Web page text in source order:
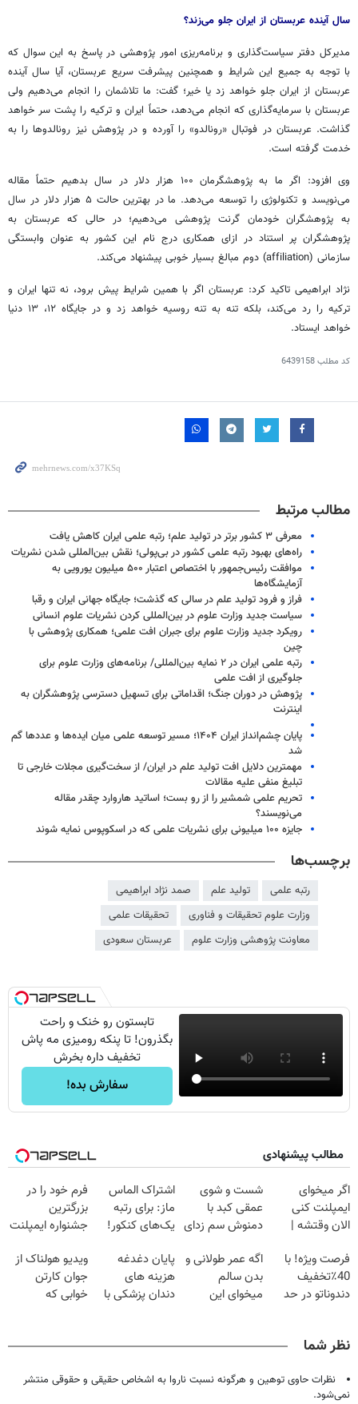
سال آینده عربستان از ایران جلو می‌زند؟
مدیرکل دفتر سیاست‌گذاری و برنامه‌ریزی امور پژوهشی در پاسخ به این سوال که
با توجه به جمیع این شرایط و همچنین پیشرفت سریع عربستان، آیا سال آینده
عربستان از ایران جلو خواهد زد یا خیر؛ گفت: ما تلاشمان را انجام می‌دهیم ولی
عربستان با سرمایه‌گذاری که انجام می‌دهد، حتماً ایران و ترکیه را پشت سر خواهد
گذاشت. عربستان در فوتبال «رونالدو» را آورده و در پژوهش نیز رونالدوها را به
خدمت گرفته است.
وی افزود: اگر ما به پژوهشگرمان ۱۰۰ هزار دلار در سال بدهیم حتماً مقاله
می‌نویسد و تکنولوژی را توسعه می‌دهد. ما در بهترین حالت ۵ هزار دلار در سال
به پژوهشگران خودمان گرنت پژوهشی می‌دهیم؛ در حالی که عربستان به
پژوهشگران پر استناد در ازای همکاری درج نام این کشور به عنوان وابستگی
سازمانی (affiliation) دوم مبالغ بسیار خوبی پیشنهاد می‌کند.
نژاد ابراهیمی تاکید کرد: عربستان اگر با همین شرایط پیش برود، نه تنها ایران و
ترکیه را رد می‌کند، بلکه تنه به تنه روسیه خواهد زد و در جایگاه ۱۲، ۱۳ دنیا
خواهد ایستاد.
کد مطلب6439158
مطالب مرتبط
معرفی ۳ کشور برتر در تولید علم؛ رتبه علمی ایران کاهش یافت
راه‌های بهبود رتبه علمی کشور در بی‌پولی؛ نقش بین‌المللی شدن نشریات
موافقت رئیس‌جمهور با اختصاص اعتبار ۵۰۰ میلیون یورویی به
آزمایشگاه‌ها
فراز و فرود تولید علم در سالی که گذشت؛ جایگاه جهانی ایران و رقبا
سیاست جدید وزارت علوم در بین‌المللی کردن نشریات علوم انسانی
رویکرد جدید وزارت علوم برای جبران افت علمی؛ همکاری پژوهشی با
چین
رتبه علمی ایران در ۲ نمایه بین‌المللی/ برنامه‌های وزارت علوم برای
جلوگیری از افت علمی
پژوهش در دوران جنگ؛ اقداماتی برای تسهیل دسترسی پژوهشگران به
اینترنت
پایان چشم‌انداز ایران ۱۴۰۴؛ مسیر توسعه علمی میان ایده‌ها و عددها گم
شد
مهمترین دلایل افت تولید علم در ایران/ از سخت‌گیری مجلات خارجی‌ تا
تبلیغ منفی علیه مقالات
تحریم علمی شمشیر را از رو بست؛ اساتید هاروارد چقدر مقاله
می‌نویسند؟
جایزه ۱۰۰ میلیونی برای نشریات علمی که در اسکوپوس نمایه شوند
برچسب‌ها
رتبه علمی تولید علم
صمد نژاد ابراهیمی
وزارت علوم تحقیقات و فناوری
تحقیقات علمی
معاونت پژوهشی وزارت علوم
عربستان سعودی
تابستون رو خنک و راحت
بگذرون! تا پنکه رومیزی مه پاش
تخفیف داره بخرش
سفارش بده!
مطالب پیشنهادی
اگر میخوای
ایمپلنت کنی
الان وقتشه |
میلیون تومان!!!
شست و شوی
عمقی کبد با
دمنوش سم زدای
اشتراک الماس
ماز: برای رتبه
یک‌های کنکور!
فرم خود را در
بزرگترین
جشنواره ایمپلنت
فقط ۲۵ میلیون
فرصت ویژه! با
40٪تخفیف
دندوناتو در حد
اگه عمر طولانی و
بدن سالم
میخوای این
پایان دغدغه
هزینه های
دندان پزشکی با
ویدیو هولناک از
جوان کارتن
خوابی که
نظر شما
نظرات حاوی توهین و هرگونه نسبت ناروا به اشخاص حقیقی و حقوقی منتشر
نمی‌شود.